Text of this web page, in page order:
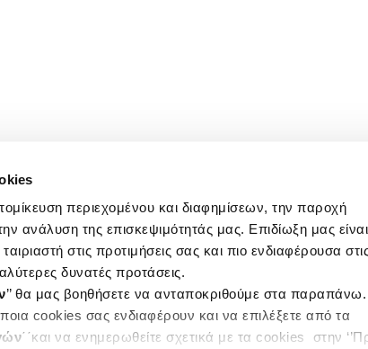
περιεχομένου και διαφημίσεων, την παροχή
ανάλυση της επισκεψιμότητάς μας. Επιδίωξη μας
στις προτιμήσεις σας και πιο ενδιαφέρουσα
δυνατές προτάσεις.
’’ θα μας βοηθήσετε να ανταποκριθούμε στα παραπάνω.
cookies σας ενδιαφέρουν και να επιλέξετε από τα
΄΄και να ενημερωθείτε σχετικά με τα cookies στην